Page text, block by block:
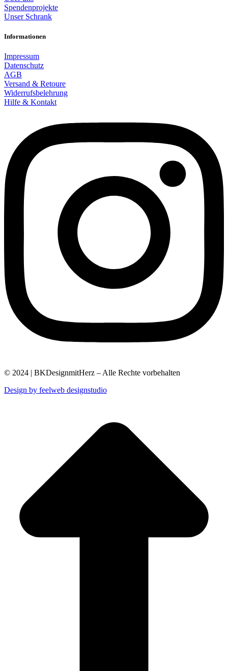
Spendenprojekte
Unser Schrank
Informationen
Impressum
Datenschutz
AGB
Versand & Retoure
Widerrufsbelehrung
Hilfe & Kontakt
© 2024 | BKDesignmitHerz – Alle Rechte vorbehalten
Design by feelweb designstudio